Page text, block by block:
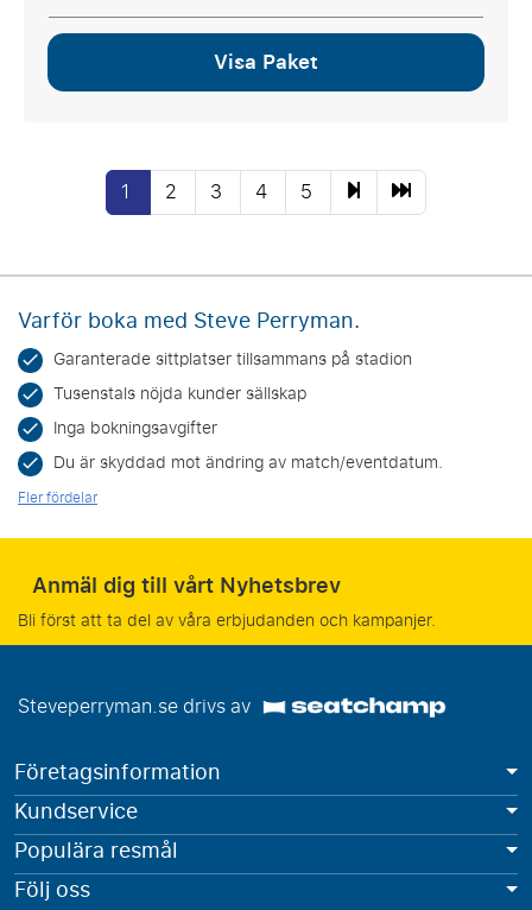
Visa Paket
1 2 3 4 5
Varför boka med Steve Perryman.
Garanterade sittplatser tillsammans på stadion
Tusenstals nöjda kunder sällskap
Inga bokningsavgifter
Du är skyddad mot ändring av match/eventdatum.
Fler fördelar
Anmäl dig till vårt Nyhetsbrev
Bli först att ta del av våra erbjudanden och kampanjer.
Steveperryman.se drivs av
Företagsinformation
Kundservice
Populära resmål
Följ oss